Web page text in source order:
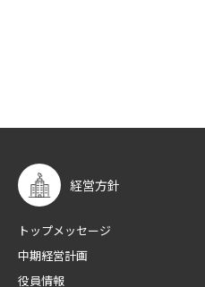
経営方針
トップメッセージ
中期経営計画
役員情報